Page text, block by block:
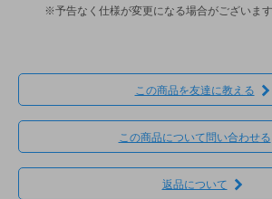
※予告なく仕様が変更になる場合がございます
この商品を友達に教える
この商品について問い合わせる
返品について